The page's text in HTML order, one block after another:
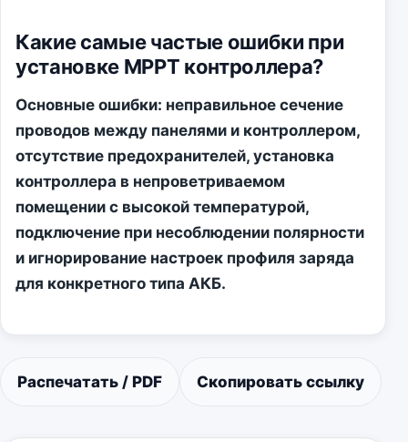
Какие самые частые ошибки при
установке MPPT контроллера?
Основные ошибки: неправильное сечение
проводов между панелями и контроллером,
отсутствие предохранителей, установка
контроллера в непроветриваемом
помещении с высокой температурой,
подключение при несоблюдении полярности
и игнорирование настроек профиля заряда
для конкретного типа АКБ.
Распечатать / PDF Скопировать ссылку